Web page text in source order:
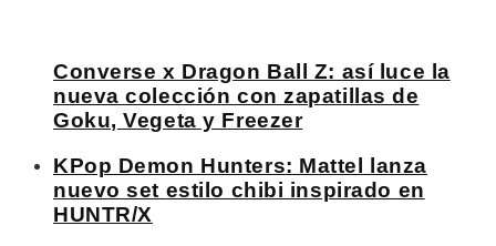
Converse x Dragon Ball Z: así luce la
nueva colección con zapatillas de
Goku, Vegeta y Freezer
KPop Demon Hunters: Mattel lanza
nuevo set estilo chibi inspirado en
HUNTR/X